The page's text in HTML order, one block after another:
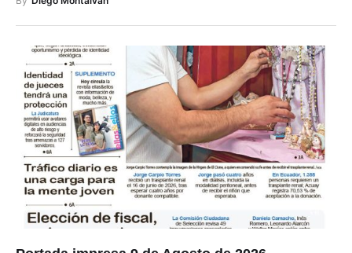
By
Diego Montalván